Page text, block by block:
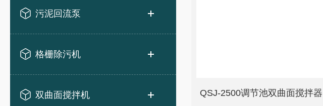
污泥回流泵
格栅除污机
双曲面搅拌机 QSJ-2500调节池双曲面搅拌器